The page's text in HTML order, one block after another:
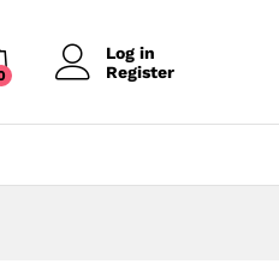
Log in
Register